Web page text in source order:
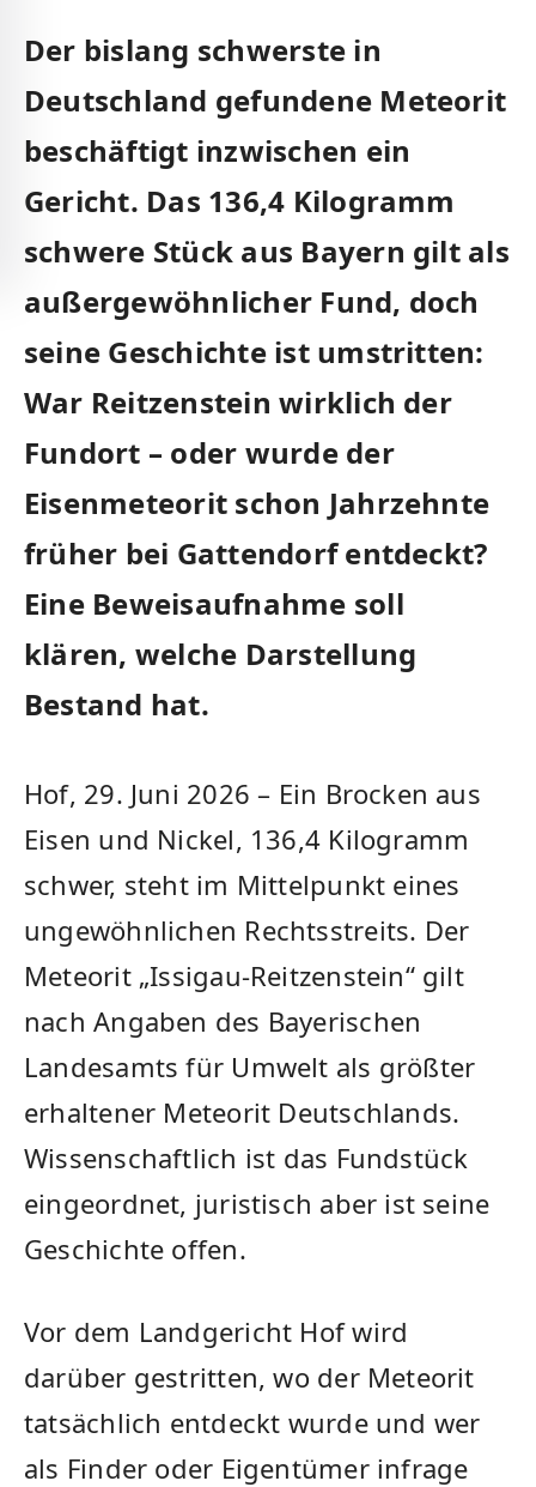
Der bislang schwerste in
Deutschland gefundene Meteorit
beschäftigt inzwischen ein
Gericht. Das 136,4 Kilogramm
schwere Stück aus Bayern gilt als
außergewöhnlicher Fund, doch
seine Geschichte ist umstritten:
War Reitzenstein wirklich der
Fundort – oder wurde der
Eisenmeteorit schon Jahrzehnte
früher bei Gattendorf entdeckt?
Eine Beweisaufnahme soll
klären, welche Darstellung
Bestand hat.
Hof, 29. Juni 2026 – Ein Brocken aus
Eisen und Nickel, 136,4 Kilogramm
schwer, steht im Mittelpunkt eines
ungewöhnlichen Rechtsstreits. Der
Meteorit „Issigau-Reitzenstein“ gilt
nach Angaben des Bayerischen
Landesamts für Umwelt als größter
erhaltener Meteorit Deutschlands.
Wissenschaftlich ist das Fundstück
eingeordnet, juristisch aber ist seine
Geschichte offen.
Vor dem Landgericht Hof wird
darüber gestritten, wo der Meteorit
tatsächlich entdeckt wurde und wer
als Finder oder Eigentümer infrage